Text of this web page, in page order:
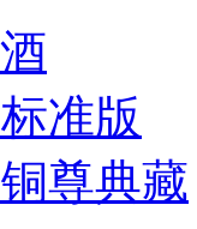
准版
尊典藏